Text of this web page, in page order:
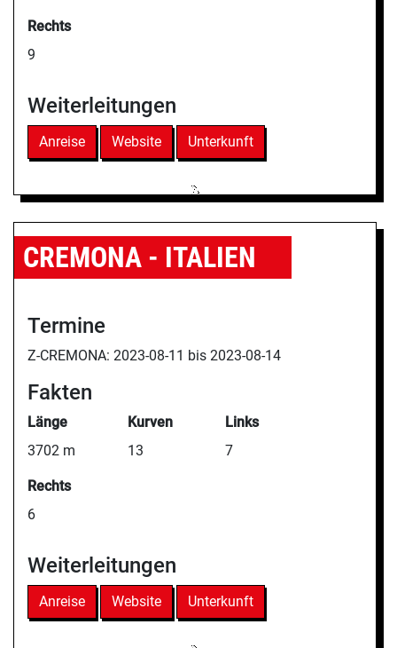
Rechts
9
Weiterleitungen
Anreise Website Unterkunft
CREMONA - ITALIEN
Termine
Z-CREMONA: 2023-08-11 bis 2023-08-14
Fakten
Länge
3702 m
Kurven
13
Links
7
Rechts
6
Weiterleitungen
Anreise Website Unterkunft